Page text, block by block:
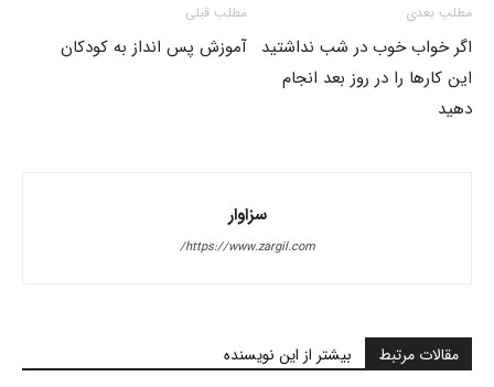
مطلب قبلی
آموزش پس انداز به کودکان
مطلب بعدی
اگر خواب خوب در شب نداشتید
این کارها را در روز بعد انجام
دهید
سزاوار
https://www.zargil.com/
مقالات مرتبط بیشتر از این نویسنده